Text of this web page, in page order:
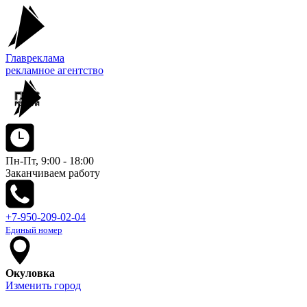
Главреклама
рекламное агентство
Пн-Пт, 9:00 - 18:00
Заканчиваем работу
+7-950-209-02-04
Единый номер
Окуловка
Изменить город